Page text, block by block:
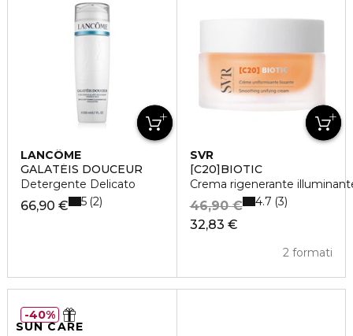
LANCÔME
GALATÉIS DOUCEUR
Detergente Delicato
66,90 € 5 2
SVR
[C20]BIOTIC
Crema rigenerante
32,83 €
46,90 €
2 formati
4.7 3
SUN CARE
40%